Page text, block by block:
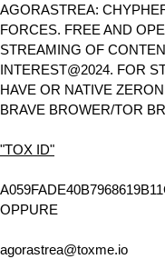
AGORASTREA:
FORCES. FREE AND
STREAMING OF
INTEREST@2024. FOR
HAVE OR NATIVE
BRAVE BROWER/TOR
"TOX ID"
OPPURE
agorastrea@toxme.io